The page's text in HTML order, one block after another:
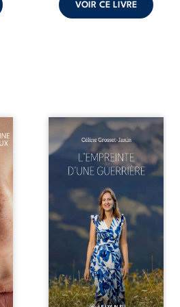
VOIR CE LIVRE
Que reste-t-il de
l’enfance lorsque
la maladie impose
ses propres règles
? L’empreinte
d’une guerrière
livre, sans détour,
le récit d’un
quotidien
bouleversé par la
maladie
chronique,
l’errance médicale
et de longues
hospitalisations.